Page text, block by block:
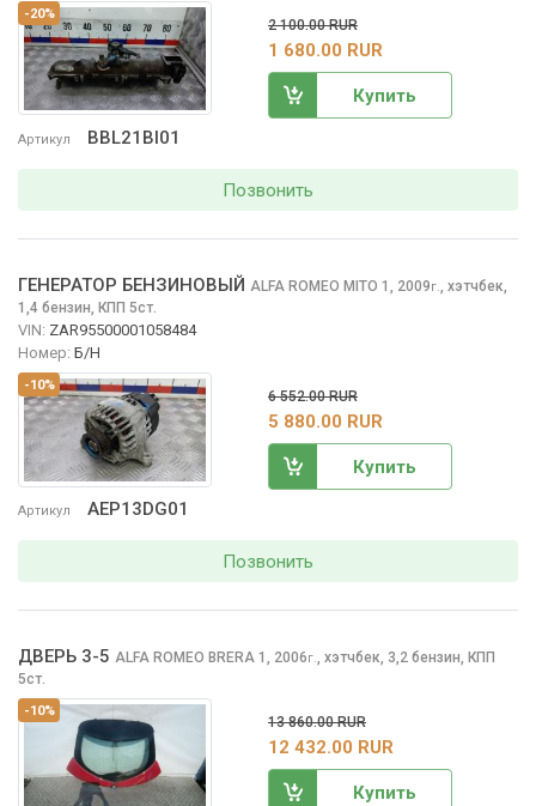
-20%
Артикул BBL21BI01
2 100.00 RUR
1 680.00 RUR
Купить
Позвонить
-10%
Артикул AEP13DG01
ГЕНЕРАТОР БЕНЗИНОВЫЙ ALFA ROMEO MITO 1, 2009г. хэтчбек,
1,4 бензин, КПП 5ст.
VIN: ZAR95500001058484
Номер: Б/Н
6 552.00 RUR
5 880.00 RUR
Купить
Позвонить
-10%
ДВЕРЬ 3-5 ALFA ROMEO BRERA 1, 2006г. хэтчбек, 3,2 бензин, КПП
5ст.
13 860.00 RUR
12 432.00 RUR
Купить